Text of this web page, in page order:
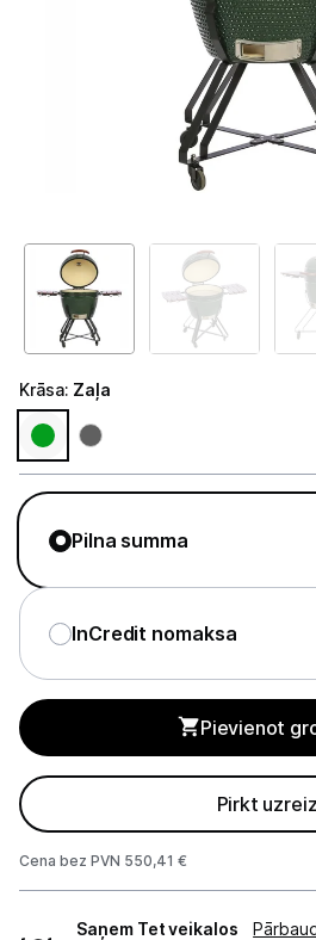
Telefoni,
Viedierīces
Sadzīves tehnika
Skaistumkopšana
Sports un atpūta
Piederumi sportam
Atpūta
Elektriskie skrejriteņi
Vēlmju saraksts
Blogs
Krāsa: Zaļa
Pilna summa
InCredit nomaksa
Pievienot
Pirkt uzreiz
Cena bez PVN 550,41 €
Saņem Tet veikalos